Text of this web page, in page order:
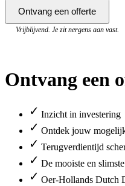
Vrijblijvend. Je zit nergens aan vast.
Ontvang een
✓ Inzicht in investering
✓ Ontdek jouw
✓ Terugverdientijd
✓ De mooiste en
✓ Oer-Hollands Dutch